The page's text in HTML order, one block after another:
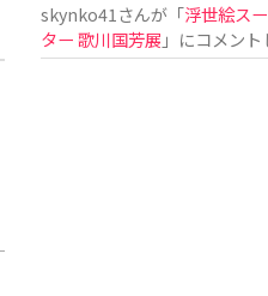
skynko41 さんが「浮世絵ス
ター 歌川国芳展 」にコメン